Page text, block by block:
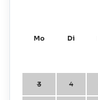
Mo Di
3 4